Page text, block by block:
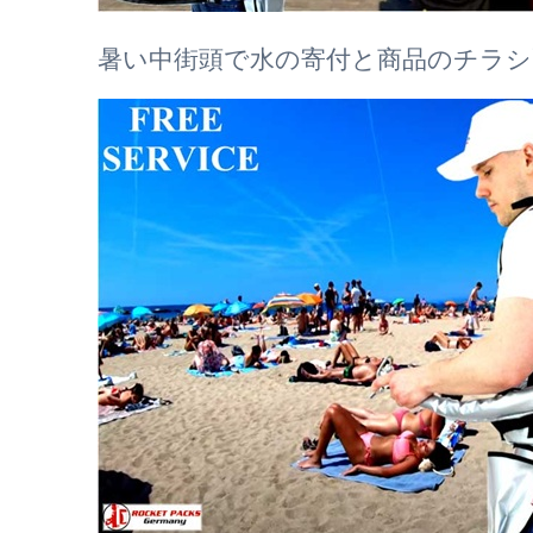
暑い中街頭で水の寄付と商品のチラ